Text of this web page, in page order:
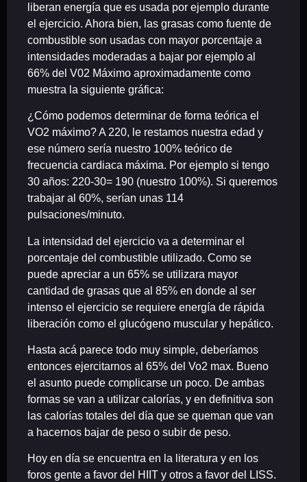
liberan energía que es usada por ejemplo durante
el ejercicio. Ahora bien, las grasas como fuente de
combustible son usadas con mayor porcentaje a
intensidades moderadas a bajar por ejemplo al
66% del V02 Máximo aproximadamente como
muestra la siguiente gráfica:
¿Cómo podemos determinar de forma teórica el
VO2 máximo? A 220, le restamos nuestra edad y
ese número sería nuestro 100% teórico de
frecuencia cardiaca máxima. Por ejemplo si tengo
30 años: 220-30= 190 (nuestro 100%). Si queremos
trabajar al 60%, serían unas 114
pulsaciones/minuto.
La intensidad del ejercicio va a determinar el
porcentaje del combustible utilizado. Como se
puede apreciar a un 65% se utilizara mayor
cantidad de grasas que al 85% en donde al ser
intenso el ejercicio se requiere energía de rápida
liberación como el glucógeno muscular y hepático.
Hasta acá parece todo muy simple, deberíamos
entonces ejercitarnos al 65% del Vo2 max. Bueno
el asunto puede complicarse un poco. De ambas
formas se van a utilizar calorías, y en definitiva son
las calorías totales del día que se queman que van
a hacernos bajar de peso o subir de peso.
Hoy en día se encuentra en la literatura y en los
foros gente a favor del HIIT y otros a favor del LISS.